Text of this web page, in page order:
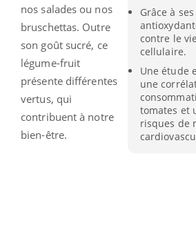
Grâce à
contre le
cellulaire.
Une étude
une
tomates et
risques de
nos salades ou nos
bruschettas. Outre
son goût sucré, ce
légume-fruit
présente différentes
vertus, qui
contribuent à notre
bien-être.